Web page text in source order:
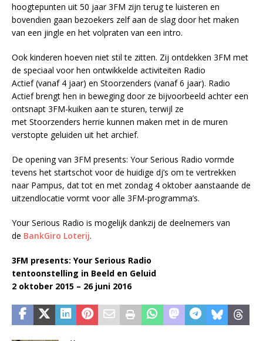
hoogtepunten uit 50 jaar 3FM zijn terug te luisteren en
bovendien gaan bezoekers zelf aan de slag door het maken
van een jingle en het volpraten van een intro.
Ook kinderen hoeven niet stil te zitten. Zij ontdekken 3FM met
de speciaal voor hen ontwikkelde activiteiten Radio
Actief (vanaf 4 jaar) en Stoorzenders (vanaf 6 jaar). Radio
Actief brengt hen in beweging door ze bijvoorbeeld achter een
ontsnapt 3FM-kuiken aan te sturen, terwijl ze
met Stoorzenders herrie kunnen maken met in de muren
verstopte geluiden uit het archief.
De opening van 3FM presents: Your Serious Radio vormde
tevens het startschot voor de huidige dj’s om te vertrekken
naar Pampus, dat tot en met zondag 4 oktober aanstaande de
uitzendlocatie vormt voor alle 3FM-programma’s.
Your Serious Radio is mogelijk dankzij de deelnemers van
de BankGiro Loterij.
3FM presents: Your Serious Radio
tentoonstelling in Beeld en Geluid
2 oktober 2015 – 26 juni 2016